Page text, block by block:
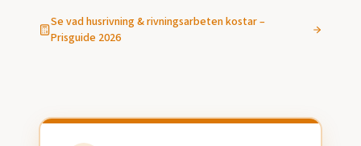
Se vadhusrivning & rivningsarbetenkostar –
Prisguide 2026